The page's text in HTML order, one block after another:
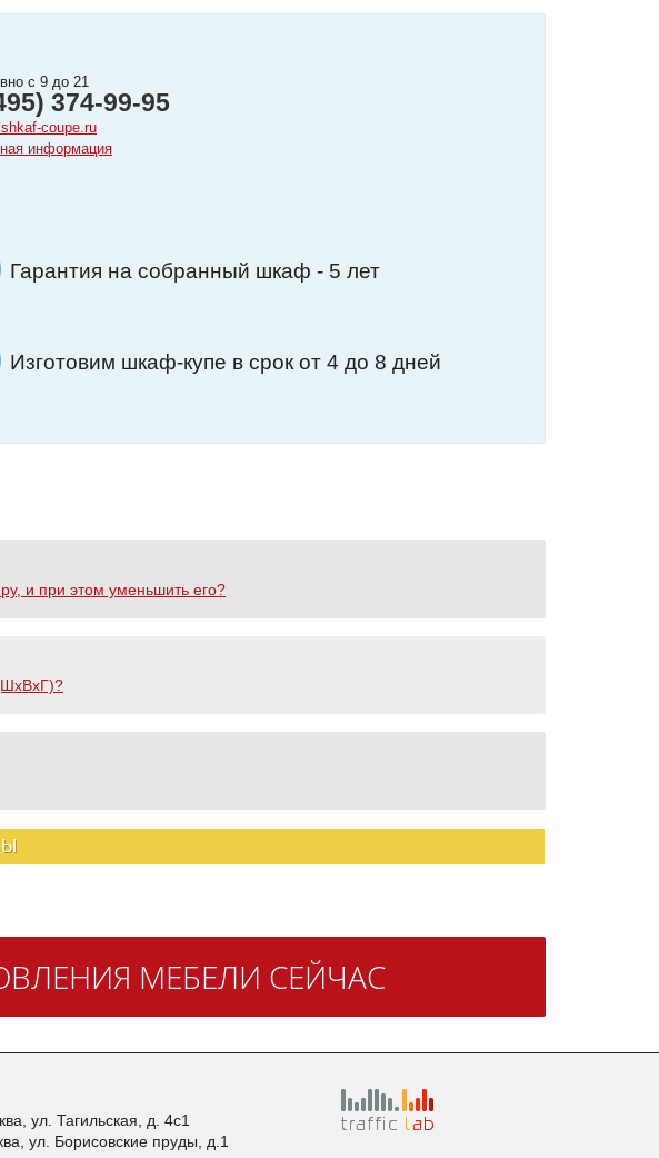
с 9 до 21
374-99-95
coupe.ru
информация
Гарантия на собранный шкаф - 5 лет
Изготовим шкаф-купе в срок от 4 до 8 дней
и при этом уменьшить его?
МЕБЕЛИ СЕЙЧАС
ул. Тагильская, д. 4с1
ул. Борисовские пруды, д.1